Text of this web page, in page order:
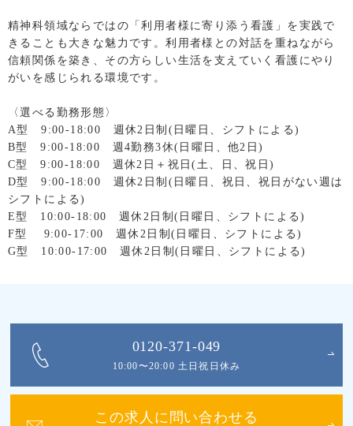
精神科領域ならではの「利用者様に寄り添う看護」を実践で
きることも大きな魅力です。利用者様との対話を重ねながら
信頼関係を築き、その方らしい生活を支えていく看護にやり
がいを感じられる環境です。
〈選べる勤務形態〉
A型 9:00-18:00 週休2日制(日曜日、シフトによる)
B型 9:00-18:00 週4勤務3休(日曜日、他2日)
C型 9:00-18:00 週休2日＋祝日(土、日、祝日)
D型 9:00-18:00 週休2日制(日曜日、祝日、祝日がない週は
シフトによる)
E型 10:00-18:00 週休2日制(日曜日、シフトによる)
F型 9:00-17:00 週休2日制(日曜日、シフトによる)
G型 10:00-17:00 週休2日制(日曜日、シフトによる)
0120-371-049
10:00〜20:00 土日祝日休み
この求人に問い合わせる